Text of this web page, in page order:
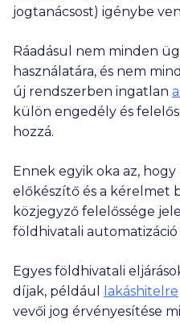
jogtanácsost) igénybe
Ráadásul nem minden
használatára, és nem
új rendszerben ingatlan
külön engedély és
hozzá.
Ennek egyik oka az,
előkészítő és a kérelmet
közjegyző felelőssége
földhivatali automatizáció
Egyes földhivatali
díjak, például
lakáshitelre
vevői jog érvényesítése